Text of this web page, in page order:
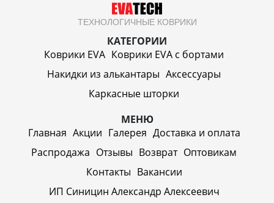
ТЕХНОЛОГИЧНЫЕ КОВРИКИ
КАТЕГОРИИ
Коврики EVA Коврики EVA c бортами
Накидки из алькантары Аксессуары
Каркасные шторки
МЕНЮ
Главная Акции Галерея Доставка и оплата
Распродажа Отзывы Возврат Оптовикам
Контакты Вакансии
ИП Синицин Александр Алексеевич